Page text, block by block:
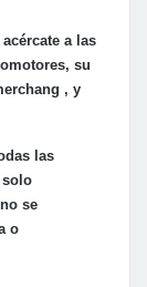
a las
su
, y
las
solo
se
o